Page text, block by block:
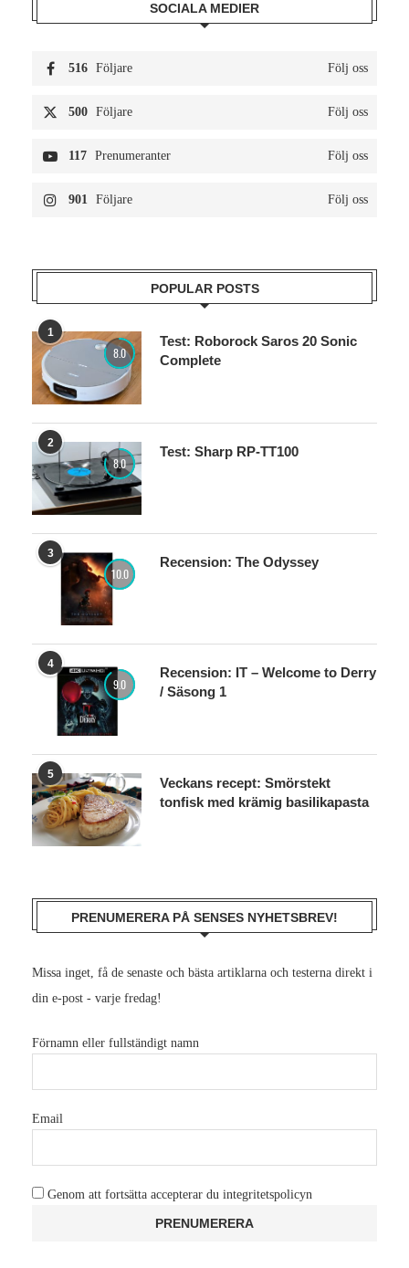
SOCIALA MEDIER
516 Följare Följ oss
500 Följare Följ oss
117 Prenumeranter Följ oss
901 Följare Följ oss
POPULAR POSTS
1
8.0
Test: Roborock Saros 20 Sonic
Complete
2
8.0
Test: Sharp RP-TT100
3
10.0
Recension: The Odyssey
4
9.0
Recension: IT – Welcome to Derry
/ Säsong 1
5
Veckans recept: Smörstekt
tonfisk med krämig basilikapasta
PRENUMERERA PÅ SENSES NYHETSBREV!
Missa inget, få de senaste och bästa artiklarna och testerna direkt i
din e-post - varje fredag!
Förnamn eller fullständigt namn
Email
Genom att fortsätta accepterar du integritetspolicyn